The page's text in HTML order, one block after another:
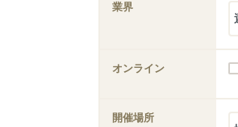
業界
オンライン
開催場所